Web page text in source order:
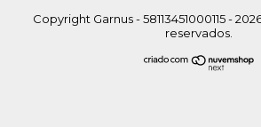
Copyright Garnus - 58113451000115 -
reservados.